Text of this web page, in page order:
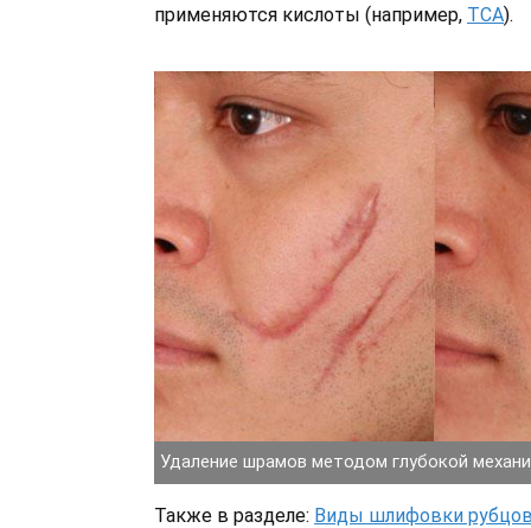
применяются кислоты (например, ТСА).
Удаление шрамов методом глубокой
Также в разделе: Виды шлифовки